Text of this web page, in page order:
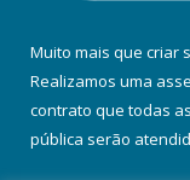
Muito mais que criar
Realizamos uma
contrato que todas
pública serão